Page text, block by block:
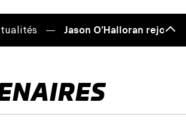
Jason O’Halloran rejoint
Haut
page